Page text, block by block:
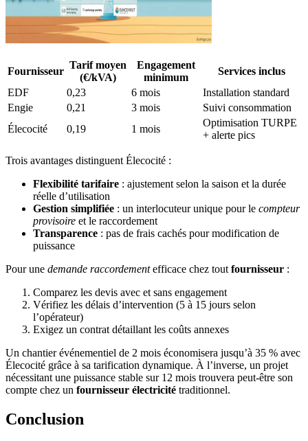
Fournisseur
Tarif moyen
(€/kVA)
Engagement
minimum
Services inclus
EDF
0,23 6 mois
Installation standard
Engie
0,21 3 mois
Suivi consommation
Élecocité
0,19 1 mois
Optimisation TURPE
+ alerte pics
Trois avantages distinguent Élecocité :
Flexibilité tarifaire : ajustement selon la saison et la durée
réelle d’utilisation
Gestion simplifiée : un interlocuteur unique pour le compteur
provisoire et le raccordement
Transparence : pas de frais cachés pour modification de
puissance
Pour une demande raccordementefficace chez tout fournisseur :
Comparez les devis avec et sans engagement
Vérifiez les délais d’intervention (5 à 15 jours selon
l’opérateur)
Exigez un contrat détaillant les coûts annexes
Un chantier événementiel de 2 mois économisera jusqu’à 35 % avec
Élecocité grâce à sa tarification dynamique. À l’inverse, un projet
nécessitant une puissance stable sur 12 mois trouvera peut-être son
compte chez un fournisseur électricité traditionnel.
Conclusion